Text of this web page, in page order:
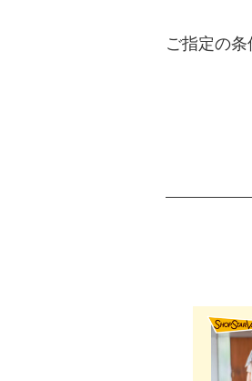
ご指定の条